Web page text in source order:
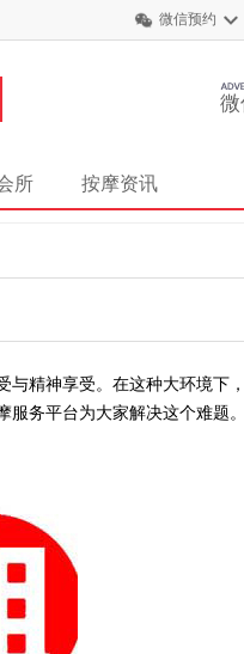
微信预约
所 按摩资讯
精神享受。在这种大环境下
务平台为大家解决这个难题。